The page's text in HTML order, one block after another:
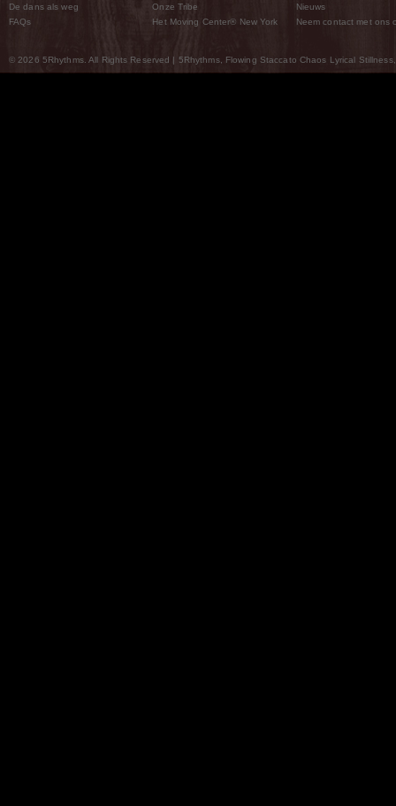
De dans als weg
FAQs
Onze Tribe
Het Moving Center® New York
Nieuws
Neem contact met ons
© 2026 5Rhythms. All Rights Reserved | 5Rhythms, Flowing Staccato Chaos Lyrical